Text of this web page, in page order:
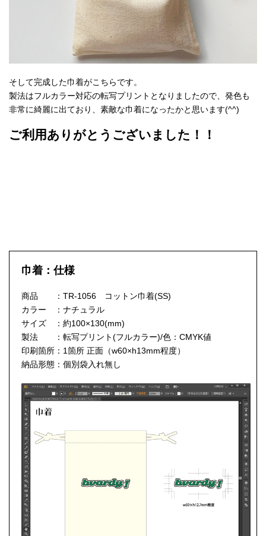
そして完成した巾着がこちらです。
製法はフルカラー対応の転写プリントとなりましたので、発色も
非常に綺麗に出ており、素敵な巾着になったかと思います(^^)
ご利用ありがとうございました！！
巾着：仕様
商品 ：TR-1056 コットン巾着(SS)
カラー ：ナチュラル
サイズ ：約100×130(mm)
製法 ：転写プリント(フルカラー)/色：CMYK値
印刷箇所：1箇所 正面（w60×h13mm程度）
納品形態：個別袋入れ無し